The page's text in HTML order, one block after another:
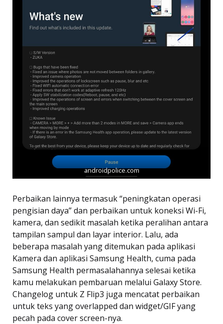
androidpolice.com
Perbaikan lainnya termasuk “peningkatan operasi
pengisian daya” dan perbaikan untuk koneksi Wi-Fi,
kamera, dan sedikit masalah ketika peralihan antara
tampilan sampul dan layar interior. Lalu, ada
beberapa masalah yang ditemukan pada aplikasi
Kamera dan aplikasi Samsung Health, cuma pada
Samsung Health permasalahannya selesai ketika
kamu melakukan pembaruan melalui Galaxy Store.
Changelog untuk Z Flip3 juga mencatat perbaikan
untuk teks yang overlapped dan widget/GIF yang
pecah pada cover screen-nya.